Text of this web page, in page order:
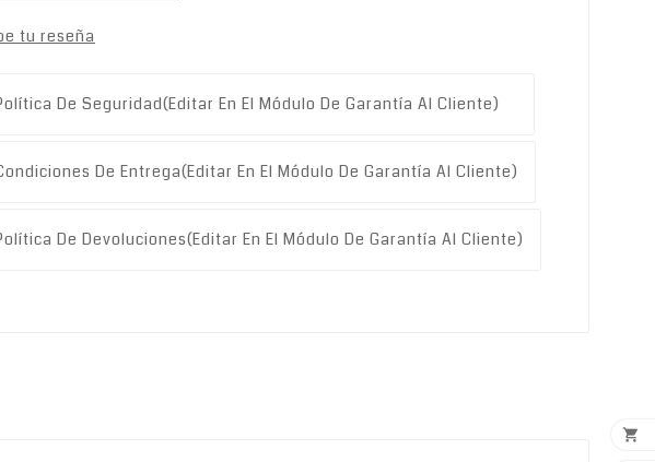
tu reseña
De Seguridad(editar En El Módulo De Garantía Al Cliente)
De Entrega(editar En El Módulo De Garantía Al Cliente)
De Devoluciones(editar En El Módulo De Garantía Al Cliente)
